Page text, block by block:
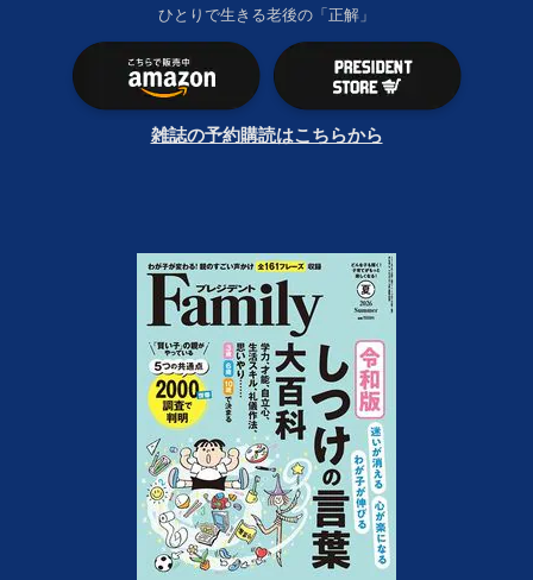
ひとりで生きる老後の「正解」
雑誌の予約購読はこちらから